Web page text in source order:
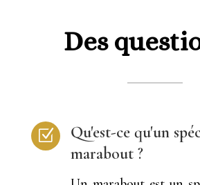
Des
Z
Qu'est-ce qu'un
marabout ?